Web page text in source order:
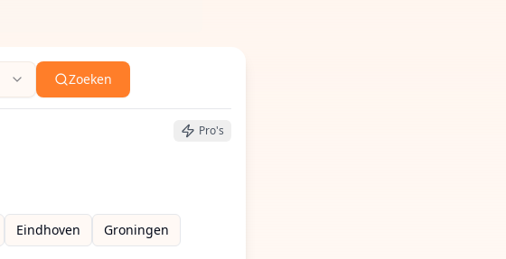
in de buurt te vinden
Zoeken
bespanners
gecertificeerde bespanners
Pro's
Eindhoven Groningen